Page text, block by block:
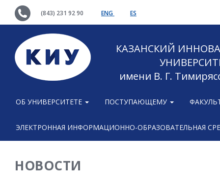
(843) 231 92 90 ENG ES
КАЗАНСКИЙ
имени В. Г.
ОБ УНИВЕРСИТЕТЕ ПОСТУПАЮЩЕМУ
ЭЛЕКТРОННАЯ ИНФОРМАЦИОННО-ОБРАЗОВАТЕЛЬНАЯ
НОВОСТИ